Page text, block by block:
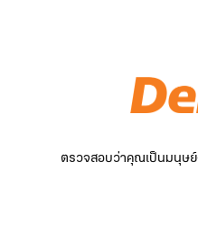
ตรวจสอบว่าคุณเป็นมนุษย์